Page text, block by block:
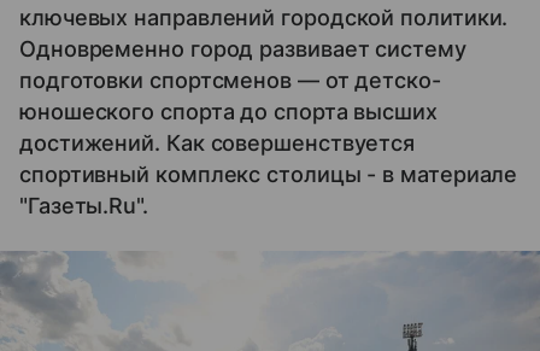
ключевых направлений городской политики.
Одновременно город развивает систему
подготовки спортсменов — от детско-
юношеского спорта до спорта высших
достижений. Как совершенствуется
спортивный комплекс столицы - в материале
"Газеты.Ru".